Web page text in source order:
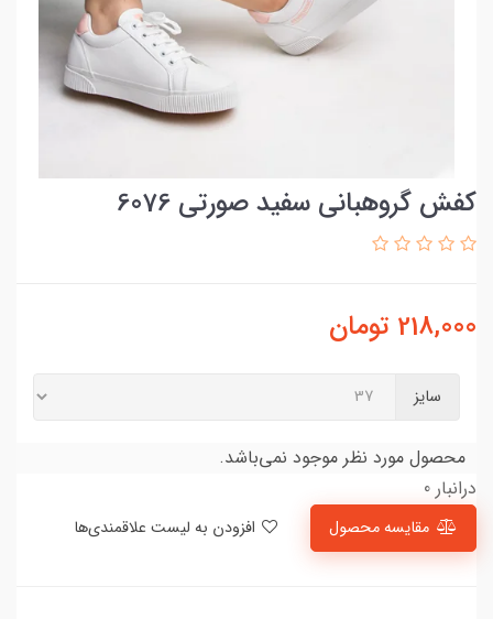
کفش گروهبانی سفید صورتی 6076
218,000 تومان
سایز
محصول مورد نظر موجود نمی‌باشد.
درانبار 0
مقایسه محصول